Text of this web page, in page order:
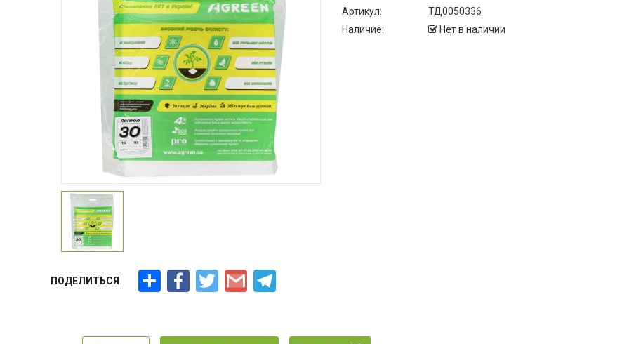
Артикул:
ТД0050336
Наличие:
Нет в наличии
ПОДЕЛИТЬСЯ Ресурс FacebookTwitter Gmail